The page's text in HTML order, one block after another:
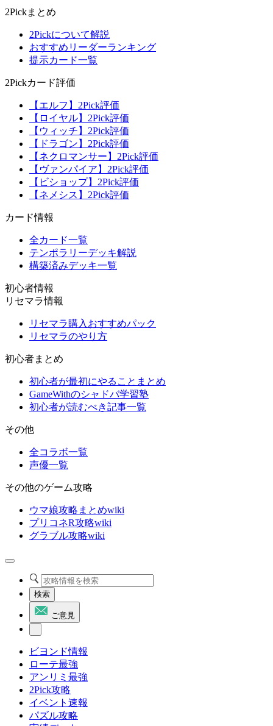
2Pickまとめ
2Pickについて解説
おすすめリーダーランキング
提示カード一覧
2Pickカード評価
【エルフ】2Pick評価
【ロイヤル】2Pick評価
【ウィッチ】2Pick評価
【ドラゴン】2Pick評価
【ネクロマンサー】2Pick評価
【ヴァンパイア】2Pick評価
【ビショップ】2Pick評価
【ネメシス】2Pick評価
カード情報
全カード一覧
テンポラリーデッキ解説
構築済みデッキ一覧
初心者情報
リセマラ情報
リセマラ購入おすすめパック
リセマラのやり方
初心者まとめ
初心者が最初にやることまとめ
GameWithのシャドバ学習塾
初心者が読むべき記事一覧
その他
全コラボ一覧
声優一覧
その他のゲーム攻略
ウマ娘攻略まとめwiki
プリコネR攻略wiki
グラブル攻略wiki
検索
ご意見
ビヨンド情報
ローテ最強
アンリミ最強
2Pick攻略
イベント速報
パズル攻略